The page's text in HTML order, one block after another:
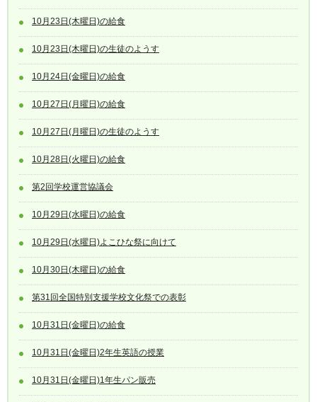
10月23日(木曜日)の給食
10月23日(木曜日)の生徒のようす
10月24日(金曜日)の給食
10月27日(月曜日)の給食
10月27日(月曜日)の生徒のようす
10月28日(火曜日)の給食
第2回学校運営協議会
10月29日(水曜日)の給食
10月29日(水曜日)よこひな祭に向けて
10月30日(木曜日)の給食
第31回全国特別支援学校文化祭での表彰
10月31日(金曜日)の給食
10月31日(金曜日)2年生英語の授業
10月31日(金曜日)1年生パン販売